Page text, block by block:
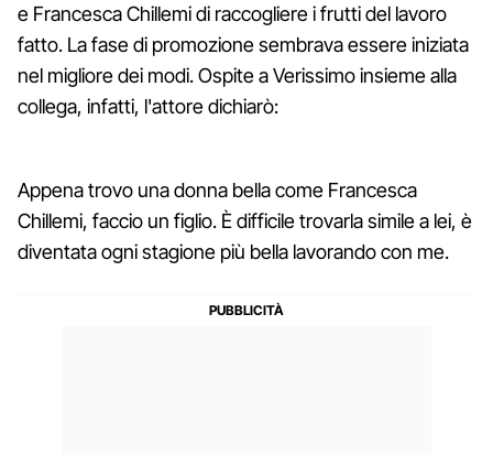
e Francesca Chillemi di raccogliere i frutti del lavoro
fatto. La fase di promozione sembrava essere iniziata
nel migliore dei modi. Ospite a Verissimo insieme alla
collega, infatti, l'attore dichiarò:
Appena trovo una donna bella come Francesca
Chillemi, faccio un figlio. È difficile trovarla simile a lei, è
diventata ogni stagione più bella lavorando con me.